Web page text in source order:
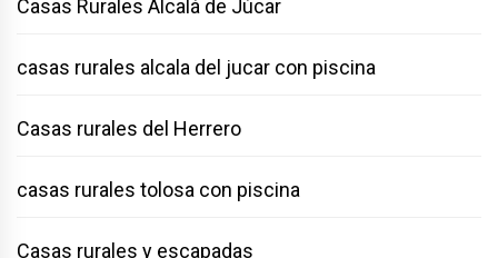
Casas Rurales Alcalá de Júcar
casas rurales alcala del jucar con piscina
Casas rurales del Herrero
casas rurales tolosa con piscina
Casas rurales y escapadas